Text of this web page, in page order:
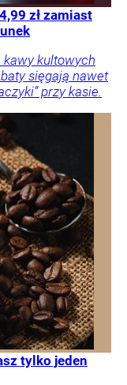
zł zamiast
kawy kultowych
sięgają nawet
przy kasie.
tylko jeden